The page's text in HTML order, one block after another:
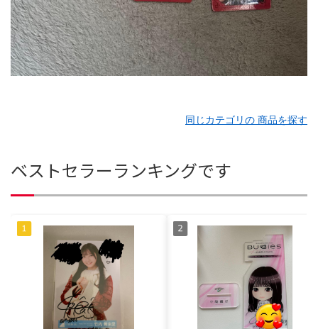
同じカテゴリの 商品を探す
ベストセラーランキングです